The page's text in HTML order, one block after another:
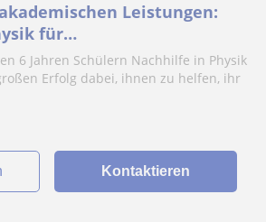
Leistungen:
für
6 Jahren Schülern Nachhilfe in Physik
Erfolg dabei, ihnen zu helfen, ihr
Kontaktieren